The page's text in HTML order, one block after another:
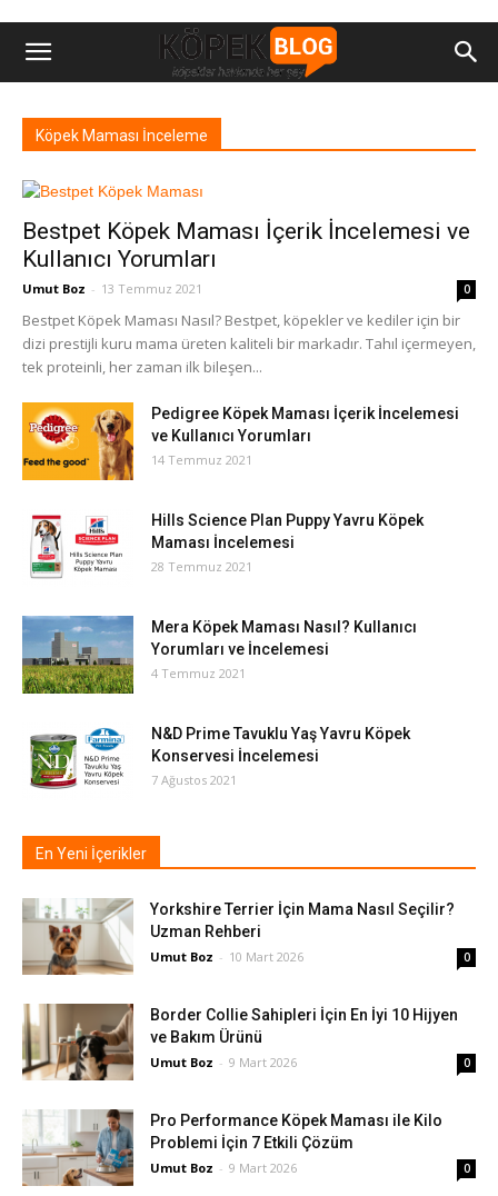
Köpek Maması İnceleme
Bestpet Köpek Maması İçerik İncelemesi ve
Kullanıcı Yorumları
Umut Boz - 13 Temmuz 2021 0
Bestpet Köpek Maması Nasıl? Bestpet, köpekler ve kediler için bir
dizi prestijli kuru mama üreten kaliteli bir markadır. Tahıl içermeyen,
tek proteinli, her zaman ilk bileşen...
Pedigree Köpek Maması İçerik İncelemesi
ve Kullanıcı Yorumları
14 Temmuz 2021
Hills Science Plan Puppy Yavru Köpek
Maması İncelemesi
28 Temmuz 2021
Mera Köpek Maması Nasıl? Kullanıcı
Yorumları ve İncelemesi
4 Temmuz 2021
N&D Prime Tavuklu Yaş Yavru Köpek
Konservesi İncelemesi
7 Ağustos 2021
En Yeni İçerikler
Yorkshire Terrier İçin Mama Nasıl Seçilir?
Uzman Rehberi
Umut Boz - 10 Mart 2026 0
Border Collie Sahipleri İçin En İyi 10 Hijyen
ve Bakım Ürünü
Umut Boz - 9 Mart 2026 0
Pro Performance Köpek Maması ile Kilo
Problemi İçin 7 Etkili Çözüm
Umut Boz - 9 Mart 2026 0